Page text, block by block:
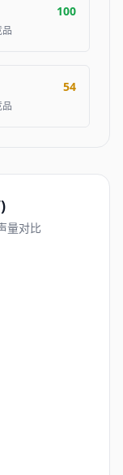
100
54
量对比